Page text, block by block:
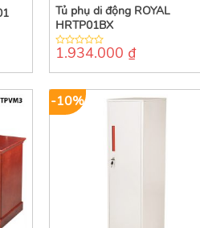
Tủ phụ di động ROYAL
HRTP01BX
0
of
1.934.000 ₫
-10%